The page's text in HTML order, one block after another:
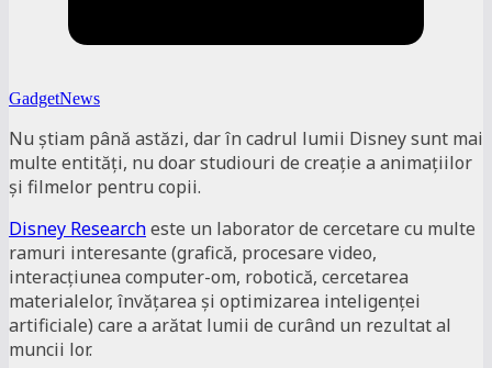
GadgetNews
Nu știam până astăzi, dar în cadrul lumii Disney sunt mai
multe entități, nu doar studiouri de creație a animațiilor
și filmelor pentru copii.
Disney Researcheste un laborator de cercetare cu multe
ramuri interesante (grafică, procesare video,
interacțiunea computer-om, robotică, cercetarea
materialelor, învățarea și optimizarea inteligenței
artificiale) care a arătat lumii de curând un rezultat al
muncii lor.